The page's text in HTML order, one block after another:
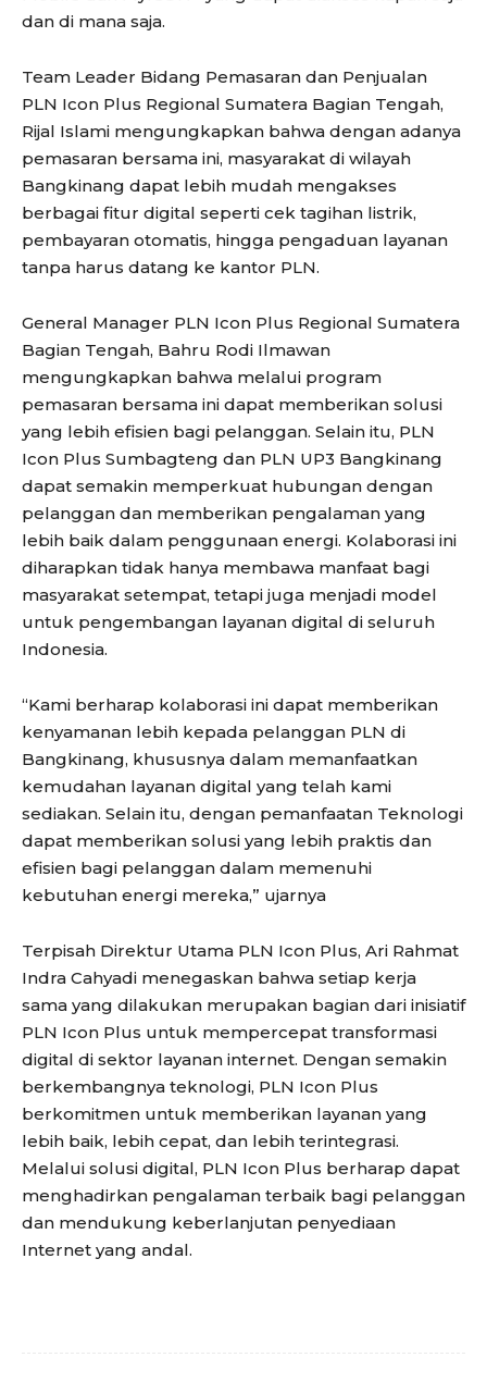
dan di mana saja.
Team Leader Bidang Pemasaran dan Penjualan
PLN Icon Plus Regional Sumatera Bagian Tengah,
Rijal Islami mengungkapkan bahwa dengan adanya
pemasaran bersama ini, masyarakat di wilayah
Bangkinang dapat lebih mudah mengakses
berbagai fitur digital seperti cek tagihan listrik,
pembayaran otomatis, hingga pengaduan layanan
tanpa harus datang ke kantor PLN.
General Manager PLN Icon Plus Regional Sumatera
Bagian Tengah, Bahru Rodi Ilmawan
mengungkapkan bahwa melalui program
pemasaran bersama ini dapat memberikan solusi
yang lebih efisien bagi pelanggan. Selain itu, PLN
Icon Plus Sumbagteng dan PLN UP3 Bangkinang
dapat semakin memperkuat hubungan dengan
pelanggan dan memberikan pengalaman yang
lebih baik dalam penggunaan energi. Kolaborasi ini
diharapkan tidak hanya membawa manfaat bagi
masyarakat setempat, tetapi juga menjadi model
untuk pengembangan layanan digital di seluruh
Indonesia.
“Kami berharap kolaborasi ini dapat memberikan
kenyamanan lebih kepada pelanggan PLN di
Bangkinang, khususnya dalam memanfaatkan
kemudahan layanan digital yang telah kami
sediakan. Selain itu, dengan pemanfaatan Teknologi
dapat memberikan solusi yang lebih praktis dan
efisien bagi pelanggan dalam memenuhi
kebutuhan energi mereka,” ujarnya
Terpisah Direktur Utama PLN Icon Plus, Ari Rahmat
Indra Cahyadi menegaskan bahwa setiap kerja
sama yang dilakukan merupakan bagian dari inisiatif
PLN Icon Plus untuk mempercepat transformasi
digital di sektor layanan internet. Dengan semakin
berkembangnya teknologi, PLN Icon Plus
berkomitmen untuk memberikan layanan yang
lebih baik, lebih cepat, dan lebih terintegrasi.
Melalui solusi digital, PLN Icon Plus berharap dapat
menghadirkan pengalaman terbaik bagi pelanggan
dan mendukung keberlanjutan penyediaan
Internet yang andal.